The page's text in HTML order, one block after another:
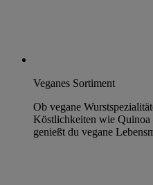
Veganes Sortiment
Ob vegane
Köstlichkeiten wie
genießt du vegane